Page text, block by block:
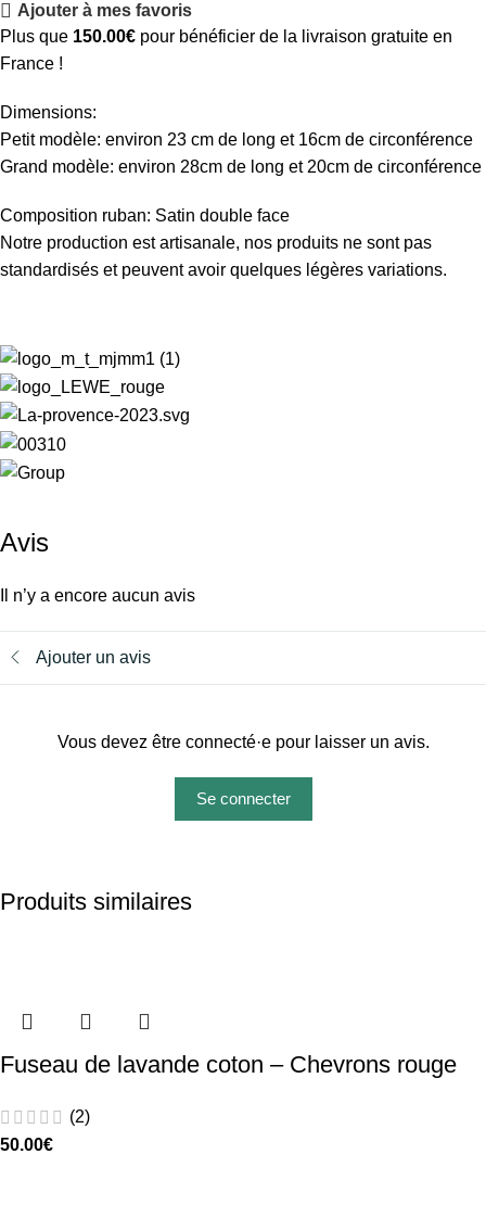
Ajouter à mes favoris
Plus que 150.00€ pour bénéficier de la livraison gratuite en
France !
Dimensions:
Petit modèle: environ 23 cm de long et 16cm de circonférence
Grand modèle: environ 28cm de long et 20cm de circonférence
Composition ruban: Satin double face
Notre production est artisanale, nos produits ne sont pas
standardisés et peuvent avoir quelques légères variations.
Avis
Il n’y a encore aucun avis
Ajouter un avis
Vous devez être connecté·e pour laisser un avis.
Se connecter
Produits similaires
Fuseau de lavande coton – Chevrons rouge
(2)
50.00€